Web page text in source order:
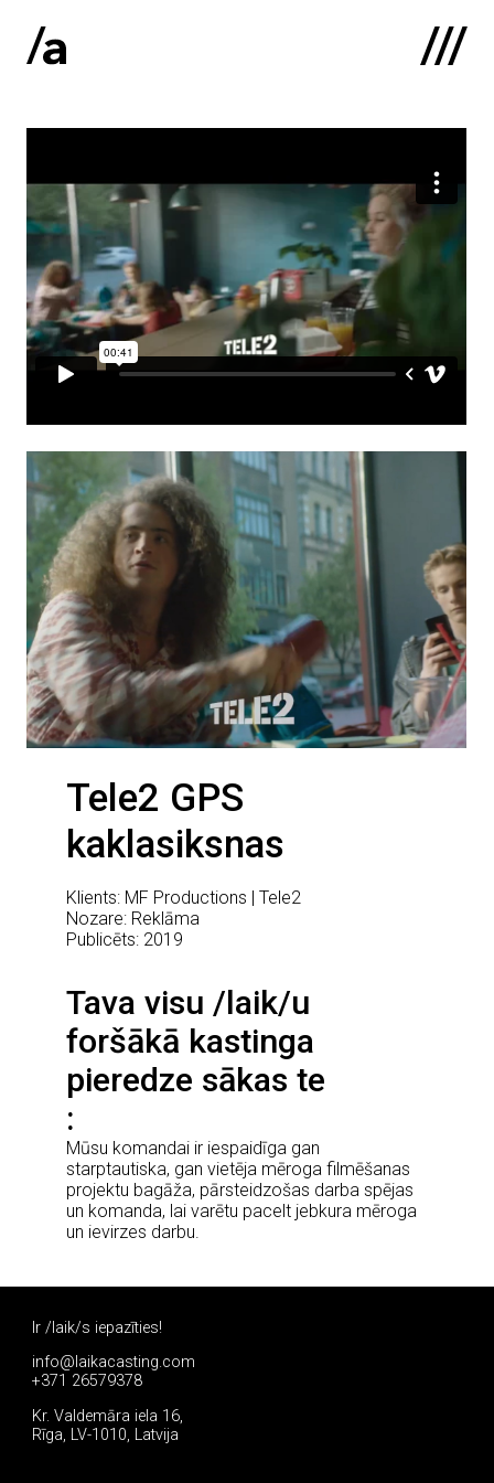
:
Sākums
Par mums
Kontakti
Portfolio
Tele2 GPS
kaklasiksnas
Klients: MF Productions | Tele2
Nozare: Reklāma
Publicēts: 2019
Tava visu /laik/u
foršākā kastinga
pieredze sākas te
Mūsu komandai ir iespaidīga gan
starptautiska, gan vietēja mēroga filmēšanas
projektu bagāža, pārsteidzošas darba spējas
un komanda, lai varētu pacelt jebkura mēroga
un ievirzes darbu.
Ir /laik/s iepazīties!
info@laikacasting.com
+371 26579378
Kr. Valdemāra iela 16,
Rīga, LV-1010, Latvija